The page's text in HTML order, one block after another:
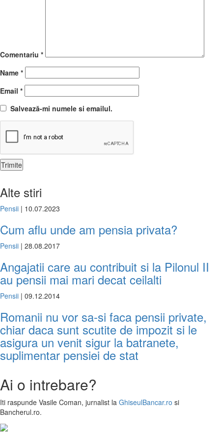
Comentariu *
Name *
Email *
Salvează-mi numele si emailul.
Alte stiri
Pensii | 10.07.2023
Cum aflu unde am pensia privata?
Pensii | 28.08.2017
Angajatii care au contribuit si la Pilonul II
au pensii mai mari decat ceilalti
Pensii | 09.12.2014
Romanii nu vor sa-si faca pensii private,
chiar daca sunt scutite de impozit si le
asigura un venit sigur la batranete,
suplimentar pensiei de stat
Ai o intrebare?
Iti raspunde Vasile Coman, jurnalist la GhiseulBancar.ro si
Bancherul.ro.